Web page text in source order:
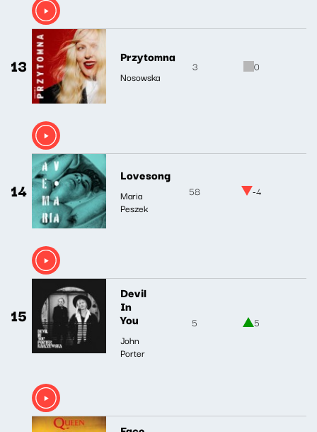
13 Przytomna
Nosowska
3 0
14
Lovesong
Maria
Peszek
58 -4
15
Devil
In
You
John
Porter
5 5